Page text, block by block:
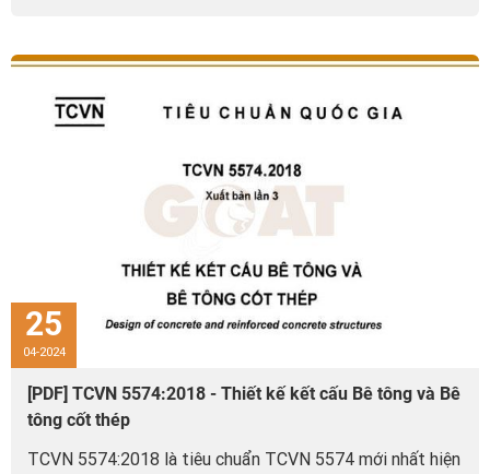
25
04-2024
[PDF] TCVN 5574:2018 - Thiết kế kết cấu Bê tông và Bê
tông cốt thép
TCVN 5574:2018 là tiêu chuẩn TCVN 5574 mới nhất hiện